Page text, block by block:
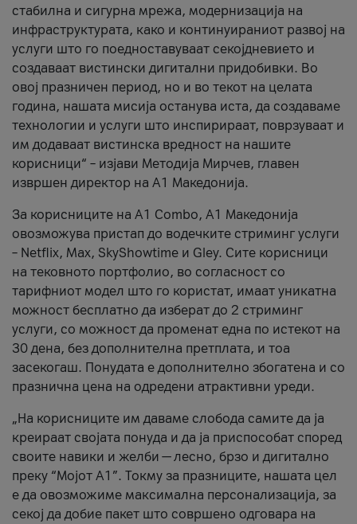
стабилна и сигурна мрежа, модернизација на
инфраструктурата, како и континуираниот развој на
услуги што го поедноставуваат секојдневието и
создаваат вистински дигитални придобивки. Во
овој празничен период, но и во текот на целата
година, нашата мисија останува иста, да создаваме
технологии и услуги што инспирираат, поврзуваат и
им додаваат вистинска вредност на нашите
корисници“ – изјави Методија Мирчев, главен
извршен директор на А1 Македонија.
За корисниците на A1 Combo, А1 Македонија
овозможува пристап до водечките стриминг услуги
– Netflix, Max, SkyShowtime и Gley. Сите корисници
на тековното портфолио, во согласност со
тарифниот модел што го користат, имаат уникатна
можност бесплатно да изберат до 2 стриминг
услуги, со можност да променат една по истекот на
30 дена, без дополнителна претплата, и тоа
засекогаш. Понудата е дополнително збогатена и со
празнична цена на одредени атрактивни уреди.
„На корисниците им даваме слобода самите да ја
креираат својата понуда и да ја приспособат според
своите навики и желби — лесно, брзо и дигитално
преку “Мојот А1”. Токму за празниците, нашата цел
е да овозможиме максимална персонализација, за
секој да добие пакет што совршено одговара на